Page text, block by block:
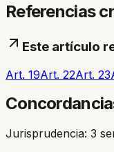
Referencias
Este artículo
Art. 19Art. 22Art. 23
Jurisprudencia: 3